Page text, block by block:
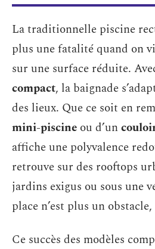
La traditionnelle piscine
plus une fatalité quand on
sur une surface réduite.
compact, la baignade
des lieux. Que ce soit en
mini-piscine ou d’un
affiche une polyvalence
retrouve sur des rooftops
jardins exigus ou sous une
place n’est plus un
Ce succès des modèles